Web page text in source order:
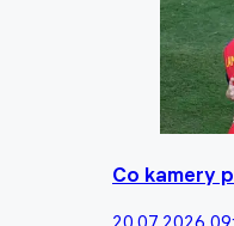
Co kamery